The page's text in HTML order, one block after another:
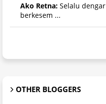
Ako Retna: Selalu
berkesem ...
OTHER BLOGGERS